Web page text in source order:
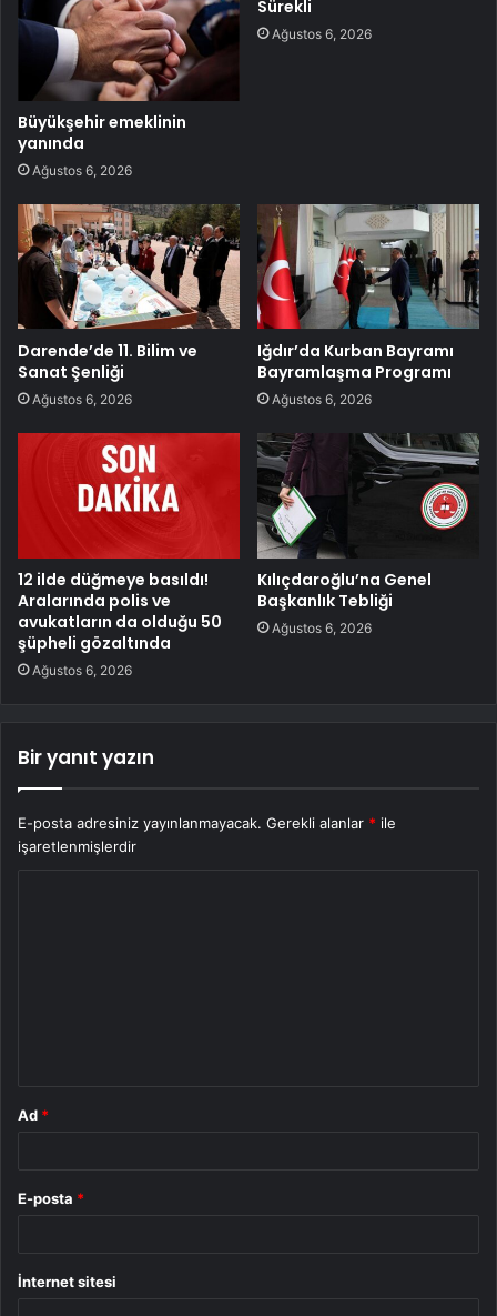
Büyükşehir emeklinin
yanında
Ağustos 6, 2026
Sürekli
Ağustos 6, 2026
Darende’de 11. Bilim ve
Sanat Şenliği
Ağustos 6, 2026
Iğdır’da Kurban Bayramı
Bayramlaşma Programı
Ağustos 6, 2026
12 ilde düğmeye basıldı!
Aralarında polis ve
avukatların da olduğu 50
şüpheli gözaltında
Ağustos 6, 2026
Kılıçdaroğlu’na Genel
Başkanlık Tebliği
Ağustos 6, 2026
Bir yanıt yazın
E-posta adresiniz yayınlanmayacak. Gerekli alanlar * ile
işaretlenmişlerdir
Ad *
E-posta *
İnternet sitesi